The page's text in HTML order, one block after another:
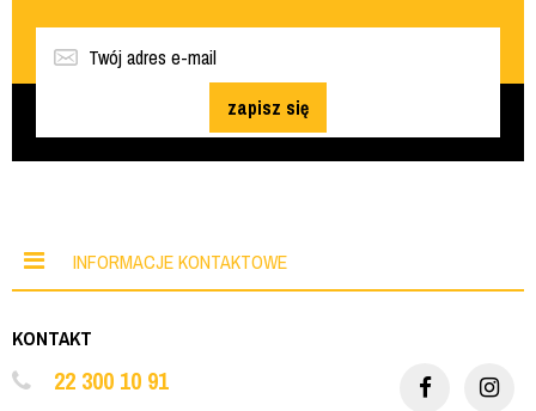
zapisz się
INFORMACJE KONTAKTOWE
KONTAKT
22 300 10 91